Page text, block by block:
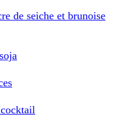
de seiche et brunoise